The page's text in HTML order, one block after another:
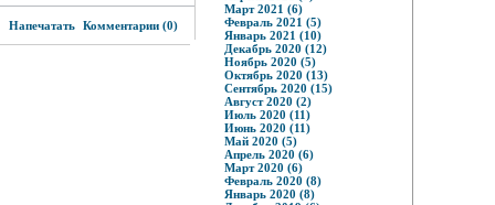
Напечатать Комментарии (0)
Март 2021 (6)
Февраль 2021 (5)
Январь 2021 (10)
Декабрь 2020 (12)
Ноябрь 2020 (5)
Октябрь 2020 (13)
Сентябрь 2020 (15)
Август 2020 (2)
Июль 2020 (11)
Июнь 2020 (11)
Май 2020 (5)
Апрель 2020 (6)
Март 2020 (6)
Февраль 2020 (8)
Январь 2020 (8)